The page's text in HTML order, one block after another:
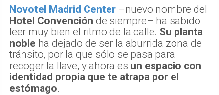
Novotel Madrid Center –nuevo nombre del
Hotel Convención de siempre– ha sabido
leer muy bien el ritmo de la calle. Su planta
noble ha dejado de ser la aburrida zona de
tránsito, por la que sólo se pasa para
recoger la llave, y ahora es un espacio con
identidad propia que te atrapa por el
estómago.